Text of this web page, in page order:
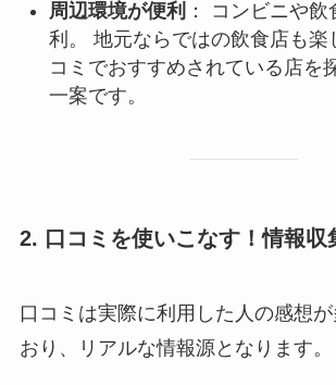
周辺環境が便利 ： コンビニや
利。 地元ならではの飲食店も楽
コミでおすすめされている店を
一案です。
2. 口コミを使いこなす！情報収
口コミは実際に利用した人の感想
おり、リアルな情報源となります。